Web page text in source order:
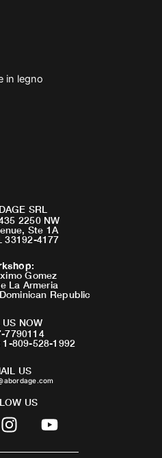
in legno
SRL
2250 NW
Ste 1A
33192-4177
:
Gomez
La Armeria
Republic
US NOW
7790114
809-528-1992
US
US
I
n
s
Y
o
u